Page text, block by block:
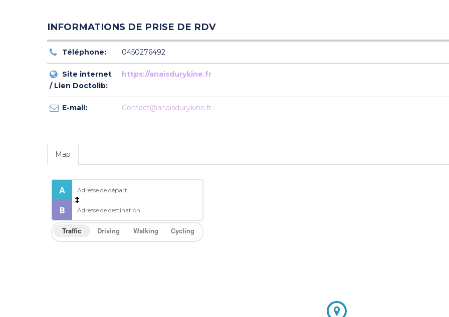
INFORMATIONS DE PRISE DE RDV
Téléphone: 0450276492
Site internet
/ Lien Doctolib:
https://anaisdurykine.fr
E-mail: Contact@anaisdurykine.fr
Map
Traffic Driving Walking Cycling